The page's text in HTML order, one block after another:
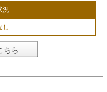
況
し
ちら